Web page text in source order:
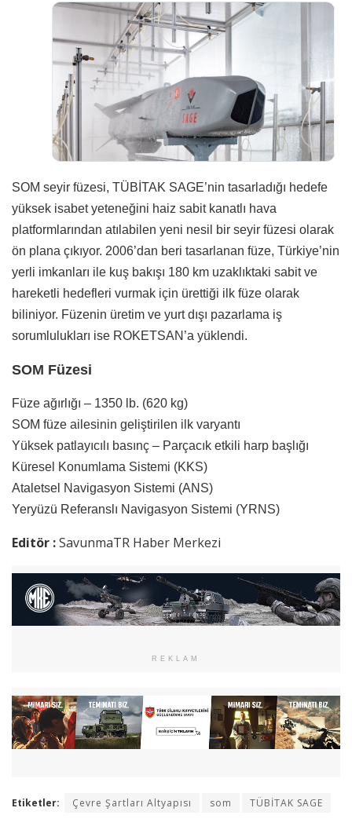
SOM seyir füzesi, TÜBİTAK SAGE’nin tasarladığı hedefe
yüksek isabet yeteneğini haiz sabit kanatlı hava
platformlarından atılabilen yeni nesil bir seyir füzesi olarak
ön plana çıkıyor. 2006’dan beri tasarlanan füze, Türkiye’nin
yerli imkanları ile kuş bakışı 180 km uzaklıktaki sabit ve
hareketli hedefleri vurmak için ürettiği ilk füze olarak
biliniyor. Füzenin üretim ve yurt dışı pazarlama iş
sorumlulukları ise ROKETSAN’a yüklendi.
SOM Füzesi
Füze ağırlığı – 1350 lb. (620 kg)
SOM füze ailesinin geliştirilen ilk varyantı
Yüksek patlayıcılı basınç – Parçacık etkili harp başlığı
Küresel Konumlama Sistemi (KKS)
Ataletsel Navigasyon Sistemi (ANS)
Yeryüzü Referanslı Navigasyon Sistemi (YRNS)
Editör :SavunmaTR Haber Merkezi
REKLAM
Etiketler: Çevre Şartları Altyapısı som TÜBİTAK SAGE